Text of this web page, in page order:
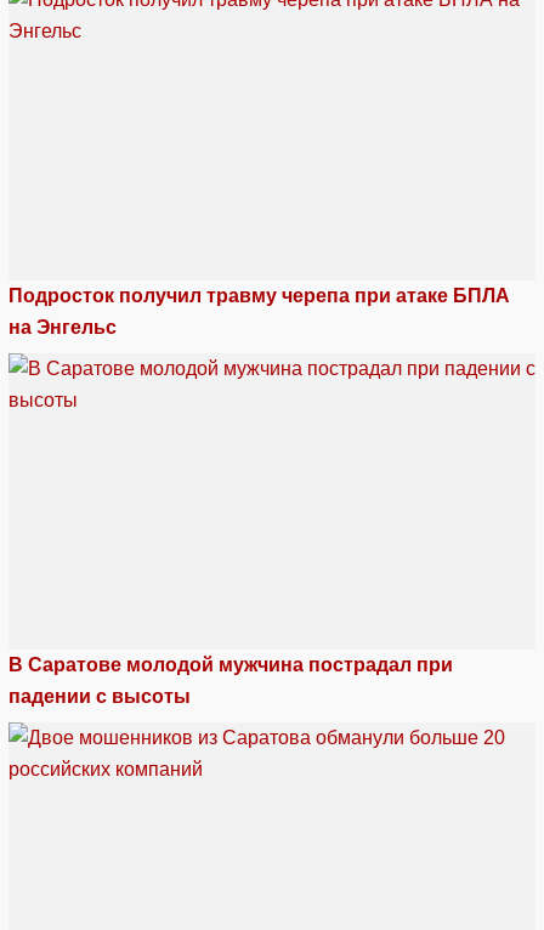
Подросток получил травму черепа при атаке БПЛА
на Энгельс
В Саратове молодой мужчина пострадал при
падении с высоты